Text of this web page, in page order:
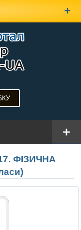
ФІЗИЧНА